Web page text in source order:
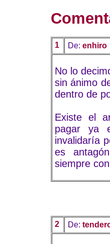
1 De: enhiro
No lo
sin ánimo
dentro de
Existe el
pagar ya
invalidaría
es
siempre
2 De: